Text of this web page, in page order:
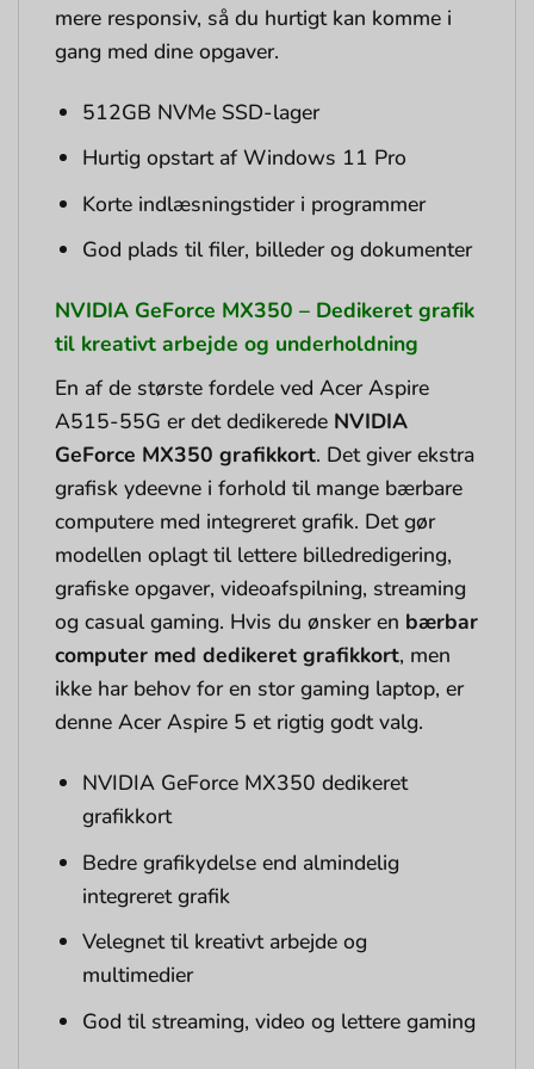
mere responsiv, så du hurtigt kan komme i
gang med dine opgaver.
512GB NVMe SSD-lager
Hurtig opstart af Windows 11 Pro
Korte indlæsningstider i programmer
God plads til filer, billeder og dokumenter
NVIDIA GeForce MX350 – Dedikeret grafik
til kreativt arbejde og underholdning
En af de største fordele ved Acer Aspire
A515-55G er det dedikerede NVIDIA
GeForce MX350 grafikkort. Det giver ekstra
grafisk ydeevne i forhold til mange bærbare
computere med integreret grafik. Det gør
modellen oplagt til lettere billedredigering,
grafiske opgaver, videoafspilning, streaming
og casual gaming. Hvis du ønsker en bærbar
computer med dedikeret grafikkort, men
ikke har behov for en stor gaming laptop, er
denne Acer Aspire 5 et rigtig godt valg.
NVIDIA GeForce MX350 dedikeret
grafikkort
Bedre grafikydelse end almindelig
integreret grafik
Velegnet til kreativt arbejde og
multimedier
God til streaming, video og lettere gaming